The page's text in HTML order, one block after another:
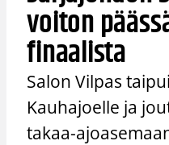
voiton
finaalista
Salon Vilpas
Kauhajoelle ja
takaa-